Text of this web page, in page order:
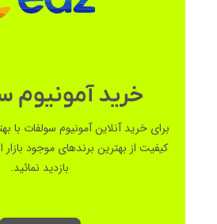
خرید آمونیوم
برای خرید آنلاین آمونیوم سولفات
کیفیت از بهترین برندهای موجود بازار
بازدید نمائید.